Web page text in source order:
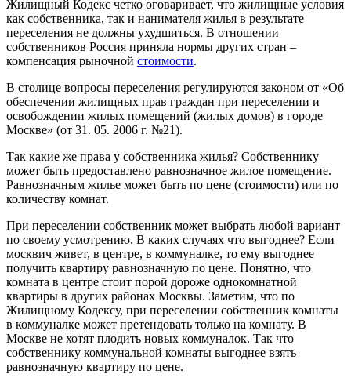
Жилищный Кодекс четко оговаривает, что жилищные условия
как собственника, так и нанимателя жилья в результате
переселения не должны ухудшиться. В отношении
собственников Россия приняла нормы других стран –
компенсация рыночной стоимости.
В столице вопросы переселения регулируются законом от «Об
обеспечении жилищных прав граждан при переселении и
освобождении жилых помещений (жилых домов) в городе
Москве» (от 31. 05. 2006 г. №21).
Так какие же права у собственника жилья? Собственнику
может быть предоставлено равнозначное жилое помещение.
Равнозначным жилье может быть по цене (стоимости) или по
количеству комнат.
При переселении собственник может выбрать любой вариант
по своему усмотрению. В каких случаях что выгоднее? Если
москвич живет, в центре, в коммуналке, то ему выгоднее
получить квартиру равнозначную по цене. Понятно, что
комната в центре стоит порой дороже однокомнатной
квартиры в других районах Москвы. Заметим, что по
Жилищному Кодексу, при переселении собственник комнаты
в коммуналке может претендовать только на комнату. В
Москве не хотят плодить новых коммуналок. Так что
собственнику коммунальной комнаты выгоднее взять
равнозначную квартиру по цене.